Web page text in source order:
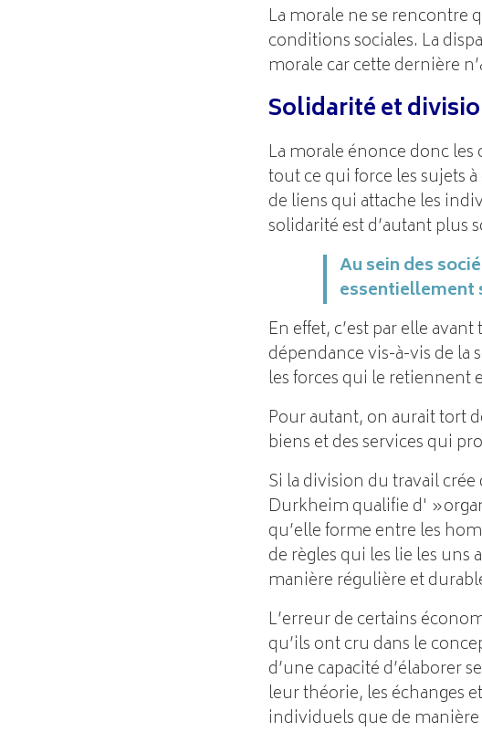
La morale ne se rencontre
conditions sociales. La
morale car cette dernière
Solidarité et
La morale énonce donc
tout ce qui force les sujets
de liens qui attache les
solidarité est d’autant plus
Au sein des
essentiellement
En effet, c’est par elle
dépendance vis-à-vis de la
les forces qui le retiennent
Pour autant, on aurait tort
biens et des services qui
Si la division du travail
Durkheim qualifie d'
qu’elle forme entre les
de règles qui les lie les uns
manière régulière et
L’erreur de certains
qu’ils ont cru dans le
d’une capacité d’élaborer
leur théorie, les échanges
individuels que de